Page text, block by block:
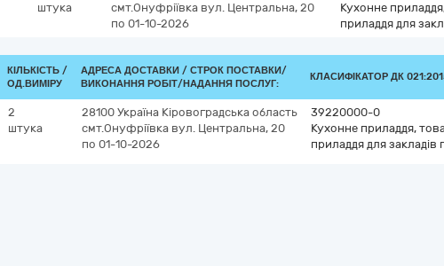
штука
смт.Онуфріївка вул. Центральна, 20
по 01-10-2026
Кухонне
приладдя для
КІЛЬКІСТЬ /
ОД.ВИМІРУ
АДРЕСА ДОСТАВКИ / СТРОК ПОСТАВКИ/
ВИКОНАННЯ РОБІТ/НАДАННЯ ПОСЛУГ:
КЛАСИФІКАТОР ДК
2
штука
28100 Україна Кіровоградська область
смт.Онуфріївка вул. Центральна, 20
по 01-10-2026
39220000-0
Кухонне приладдя,
приладдя для